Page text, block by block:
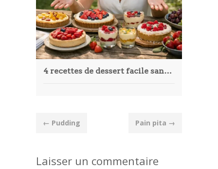
4 recettes de dessert facile sans cuisson aux fruits pour épater
Post
← Pudding Pain pita →
Laisser un commentaire